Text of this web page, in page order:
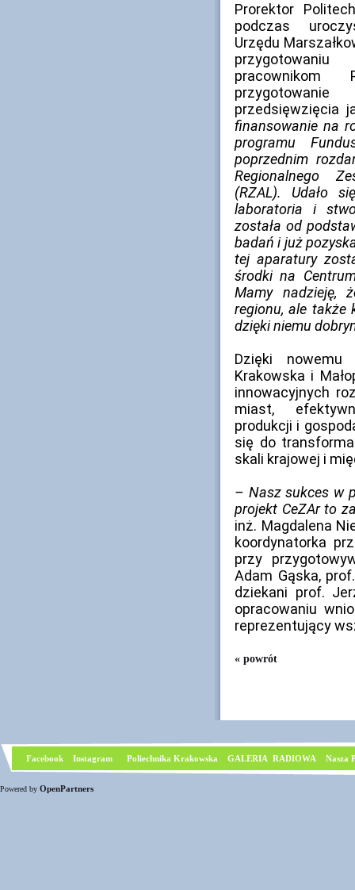
Prorektor
podczas
Urzędu
pracownikom
przedsięwzięcia
finansowanie na
programu
poprzednim
Regionalnego
(RZAL). Udało
laboratoria i
została od
badań i już
tej aparatury
środki na
Mamy nadzieję,
regionu, ale także
dzięki niemu
Dzięki nowemu
Krakowska i
innowacyjnych
miast,
produkcji i
się do
skali krajowej i
– Nasz sukces w
projekt CeZAr to
inż. Magdalena
koordynatorka
przy
Adam Gąska,
dziekani prof.
opracowaniu
reprezentujący
« powrót
Facebook Instagram Poliechnika Krakowska GALERIA RADIOWA Nasza
Powered by OpenPartners